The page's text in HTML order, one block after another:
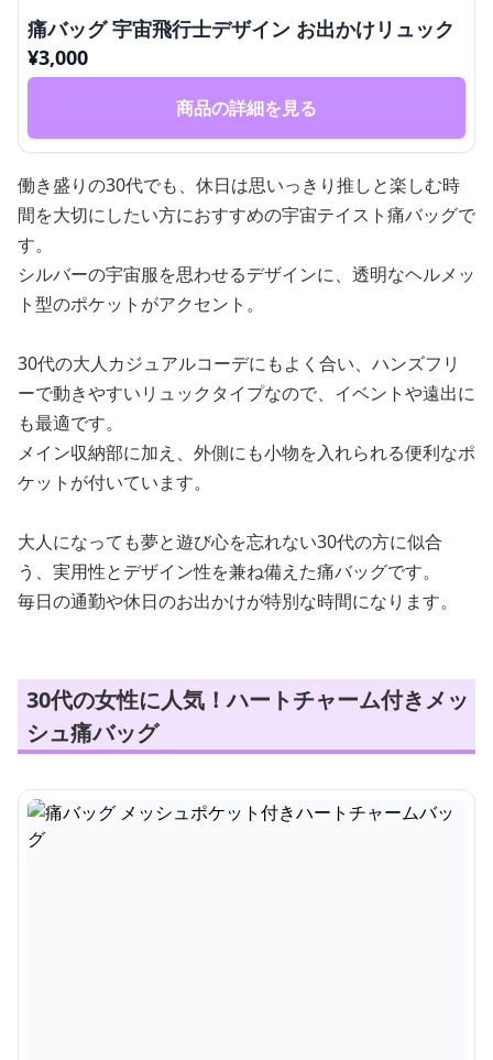
痛バッグ 宇宙飛行士デザイン お出かけリュック
¥3,000
商品の詳細を見る
働き盛りの30代でも、休日は思いっきり推しと楽しむ時
間を大切にしたい方におすすめの宇宙テイスト痛バッグで
す。
シルバーの宇宙服を思わせるデザインに、透明なヘルメッ
ト型のポケットがアクセント。
30代の大人カジュアルコーデにもよく合い、ハンズフリ
ーで動きやすいリュックタイプなので、イベントや遠出に
も最適です。
メイン収納部に加え、外側にも小物を入れられる便利なポ
ケットが付いています。
大人になっても夢と遊び心を忘れない30代の方に似合
う、実用性とデザイン性を兼ね備えた痛バッグです。
毎日の通勤や休日のお出かけが特別な時間になります。
30代の女性に人気！ハートチャーム付きメッ
シュ痛バッグ